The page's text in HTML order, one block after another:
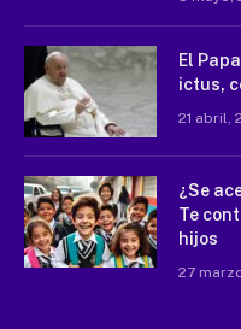
El
ictus,
21 abril,
¿Se
Te
hijos
27